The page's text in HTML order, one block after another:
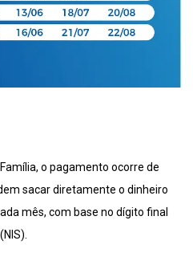
o pagamento ocorre de
sacar diretamente o dinheiro
mês, com base no dígito final